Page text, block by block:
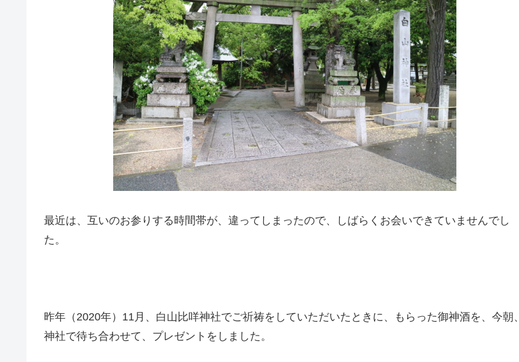
最近は、互いのお参りする時間帯が、違ってしまったので、しばらくお会いできていませんでし
た。
昨年（2020年）11月、白山比咩神社でご祈祷をしていただいたときに、もらった御神酒を、今朝、
神社で待ち合わせて、プレゼントをしました。